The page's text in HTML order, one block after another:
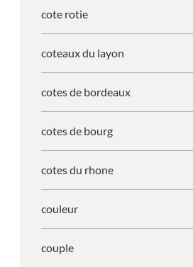
cote rotie
coteaux du layon
cotes de bordeaux
cotes de bourg
cotes du rhone
couleur
couple